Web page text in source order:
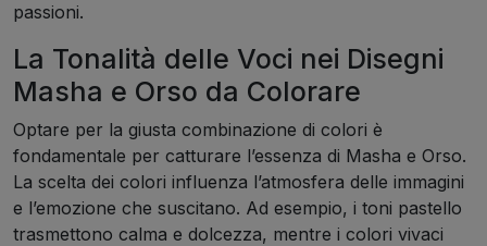
passioni.
La Tonalità delle Voci nei Disegni
Masha e Orso da Colorare
Optare per la giusta combinazione di colori è
fondamentale per catturare l’essenza di Masha e Orso.
La scelta dei colori influenza l’atmosfera delle immagini
e l’emozione che suscitano. Ad esempio, i toni pastello
trasmettono calma e dolcezza, mentre i colori vivaci